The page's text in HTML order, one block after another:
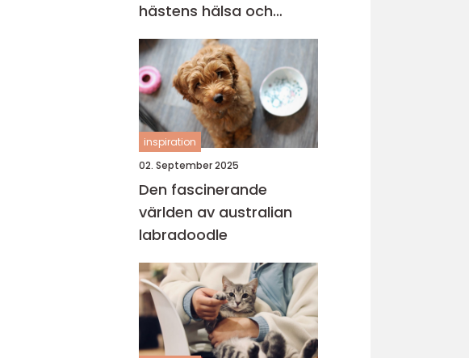
hästens hälsa och
prestation
inspiration
02. September 2025
Den fascinerande
världen av australian
labradoodle